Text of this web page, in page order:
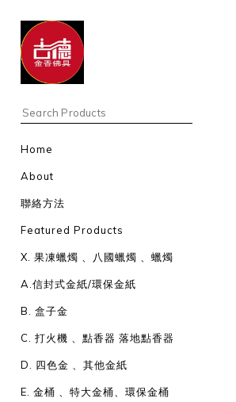
Home
About
聯絡方法
Featured Products
X. 果凍蠟燭 、八國蠟燭 、蠟燭
A.信封式金紙/環保金紙
B. 盒子金
C. 打火機 、點香器 落地點香器
D. 四色金 、其他金紙
E. 金桶 、特大金桶、環保金桶